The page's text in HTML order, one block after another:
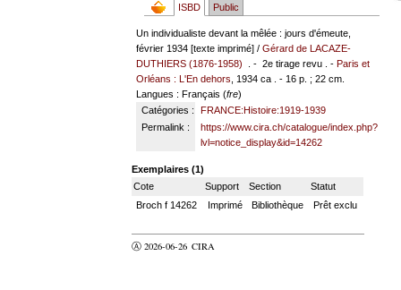
ISBD Public
Un individualiste devant la mêlée : jours d'émeute,
février 1934 [texte imprimé] /Gérard de LACAZE-
DUTHIERS (1876-1958)
. - 2e tirage revu . -Paris et
Orléans : L'En dehors
, 1934 ca . - 16 p. ; 22 cm.
Langues : Français (fre)
Catégories :
FRANCE:Histoire:1919-1939
Permalink :
https://www.cira.ch/catalogue/index.php?
lvl=notice_display&id=14262
Exemplaires (1)
Cote
Support Section
Statut
Broch f 14262
Imprimé Bibliothèque Prêt exclu
Ⓐ 2026-06-26 CIRA